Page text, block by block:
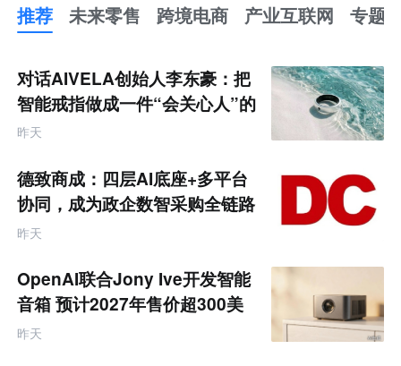
推荐 未来零售 跨境电商 产业互联网 专题
来
零
售
跨
境
商
产
业
互
联
网
对话AIVELA创始人李东豪：把
智能戒指做成一件“会关心人”的
饰品
昨天
德致商成：四层AI底座+多平台
协同，成为政企数智采购全链路
服务商
昨天
OpenAI联合Jony Ive开发智能
音箱 预计2027年售价超300美
元
昨天